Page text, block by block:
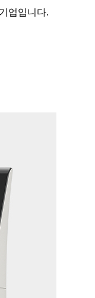
업입니다.